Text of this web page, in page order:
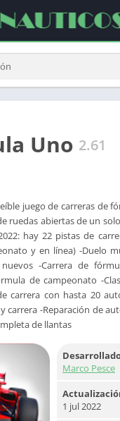
Uno 2.61
juego de carreras de
ruedas abiertas de un
hay 22 pistas de
y en línea) -Duelo
-Carrera de
de campeonato -
carrera con hasta 20
carrera -Reparación de
de llantas
Marco Pesce
1 jul 2022